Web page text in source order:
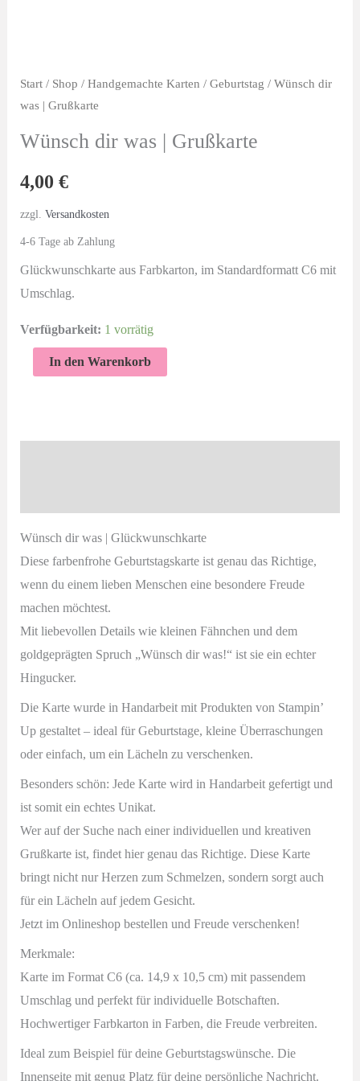
Start/ Shop / Handgemachte Karten / Geburtstag / Wünsch dir
was | Grußkarte
Wünsch dir was | Grußkarte
4,00 €
zzgl. Versandkosten
4-6 Tage ab Zahlung
Glückwunschkarte aus Farbkarton, im Standardformatt C6 mit
Umschlag.
Verfügbarkeit: 1 vorrätig
WünschIn den Warenkorb
Wünsch dir was | Glückwunschkarte
Diese farbenfrohe Geburtstagskarte ist genau das Richtige,
wenn du einem lieben Menschen eine besondere Freude
machen möchtest.
Mit liebevollen Details wie kleinen Fähnchen und dem
goldgeprägten Spruch „Wünsch dir was!“ ist sie ein echter
Hingucker.
Die Karte wurde in Handarbeit mit Produkten von Stampin’
Up gestaltet – ideal für Geburtstage, kleine Überraschungen
oder einfach, um ein Lächeln zu verschenken.
Besonders schön: Jede Karte wird in Handarbeit gefertigt und
ist somit ein echtes Unikat.
Wer auf der Suche nach einer individuellen und kreativen
Grußkarte ist, findet hier genau das Richtige. Diese Karte
bringt nicht nur Herzen zum Schmelzen, sondern sorgt auch
für ein Lächeln auf jedem Gesicht.
Jetzt im Onlineshop bestellen und Freude verschenken!
Merkmale:
Karte im Format C6 (ca. 14,9 x 10,5 cm) mit passendem
Umschlag und perfekt für individuelle Botschaften.
Hochwertiger Farbkarton in Farben, die Freude verbreiten.
Ideal zum Beispiel für deine Geburtstagswünsche. Die
Innenseite mit genug Platz für deine persönliche Nachricht.